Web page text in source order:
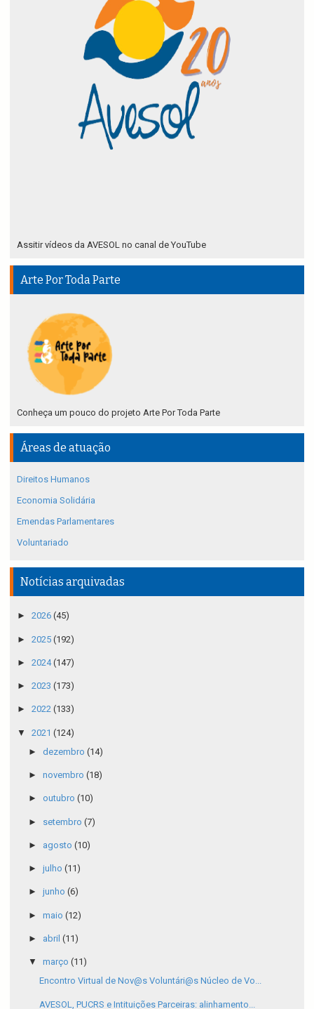
Assitir vídeos da AVESOL no canal de YouTube
Arte Por Toda Parte
Conheça um pouco do projeto Arte Por Toda Parte
Áreas de atuação
Direitos Humanos
Economia Solidária
Emendas Parlamentares
Voluntariado
Notícias arquivadas
► 2026 (45)
► 2025 (192)
► 2024(147)
► 2023 (173)
► 2022 (133)
▼ 2021 (124)
► dezembro (14)
► novembro (18)
► outubro (10)
► setembro (7)
► agosto (10)
► julho (11)
► junho (6)
► maio (12)
► abril (11)
▼ março (11)
Encontro Virtual de Nov@s Voluntári@s Núcleo de Vo...
AVESOL, PUCRS e Intituições Parceiras: alinhamento...